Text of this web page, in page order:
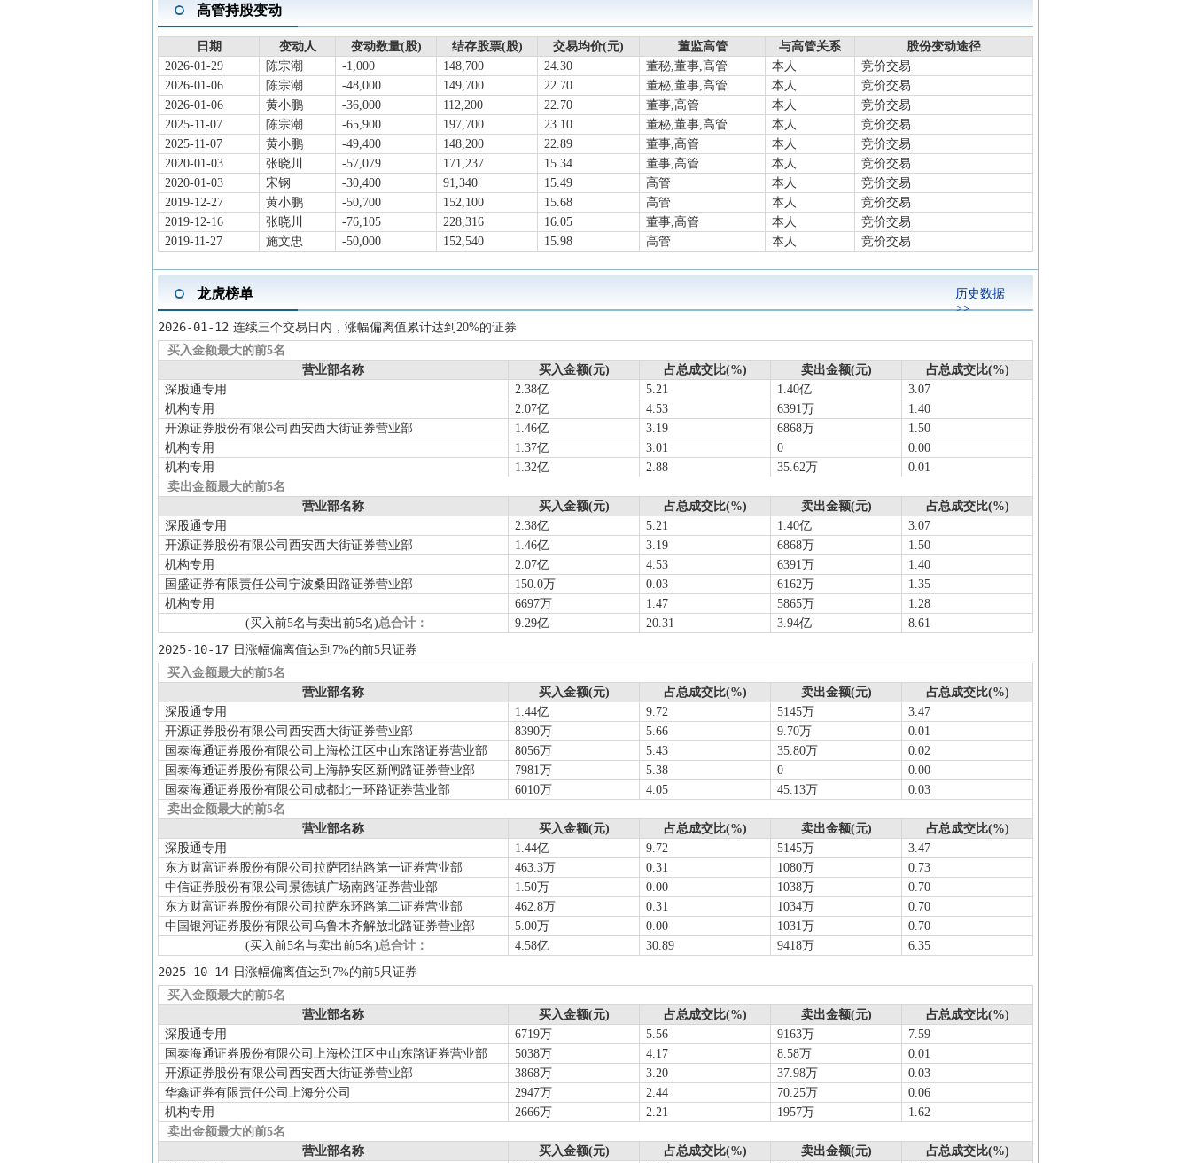
2024-11-18
股东大会
2024-11-06
机构调研 于2024-11-06接待调研，参与对象：广发基金等，参与方式：特定对象调研,现场调研 同类事件
高管持股变动
日期 变动人 变动数量(股) 结存股票(股) 交易均价(元) 董监高管 与高管关系
股份变动途径
2026-01-29
陈宗潮 -1,000 148,700 24.30 董秘,董事,高管 本人
竞价交易
2026-01-06
陈宗潮 -48,000 149,700 22.70 董秘,董事,高管 本人
竞价交易
2026-01-06
黄小鹏 -36,000 112,200 22.70 董事,高管 本人
竞价交易
2025-11-07
陈宗潮 -65,900 197,700 23.10 董秘,董事,高管 本人
竞价交易
2025-11-07
黄小鹏 -49,400 148,200 22.89 董事,高管 本人
竞价交易
2020-01-03
张晓川 -57,079 171,237 15.34 董事,高管 本人
竞价交易
2020-01-03
宋钢 -30,400 91,340 15.49 高管 本人
竞价交易
2019-12-27
黄小鹏 -50,700 152,100 15.68 高管 本人
竞价交易
2019-12-16
张晓川 -76,105 228,316 16.05 董事,高管 本人
竞价交易
2019-11-27
施文忠 -50,000 152,540 15.98 高管 本人 竞价交易
龙虎榜单
历史数据
>>
2026-01-12 连续三个交易日内，涨幅偏离值累计达到20%的证券
买入金额最大的前5名
营业部名称
买入金额(元) 占总成交比(%) 卖出金额(元)
占总成交比(%)
深股通专用
2.38亿 5.21 1.40亿
3.07
机构专用
2.07亿 4.53 6391万
1.40
开源证券股份有限公司西安西大街证券营业部
1.46亿 3.19 6868万
1.50
机构专用
1.37亿 3.01 0
0.00
机构专用
1.32亿 2.88 35.62万
0.01
卖出金额最大的前5名
营业部名称
买入金额(元) 占总成交比(%) 卖出金额(元)
占总成交比(%)
深股通专用
2.38亿 5.21 1.40亿
3.07
开源证券股份有限公司西安西大街证券营业部
1.46亿 3.19 6868万
1.50
机构专用
2.07亿 4.53 6391万
1.40
国盛证券有限责任公司宁波桑田路证券营业部
150.0万 0.03 6162万
1.35
机构专用
6697万 1.47 5865万
1.28
(买入前5名与卖出前5名)总合计： 9.29亿 20.31 3.94亿 8.61
2025-10-17 日涨幅偏离值达到7%的前5只证券
买入金额最大的前5名
营业部名称
买入金额(元) 占总成交比(%) 卖出金额(元)
占总成交比(%)
深股通专用
1.44亿 9.72 5145万
3.47
开源证券股份有限公司西安西大街证券营业部
8390万 5.66 9.70万
0.01
国泰海通证券股份有限公司上海松江区中山东路证券营业部
8056万 5.43 35.80万
0.02
国泰海通证券股份有限公司上海静安区新闸路证券营业部
7981万 5.38 0
0.00
国泰海通证券股份有限公司成都北一环路证券营业部
6010万 4.05 45.13万
0.03
卖出金额最大的前5名
营业部名称
买入金额(元) 占总成交比(%) 卖出金额(元)
占总成交比(%)
深股通专用
1.44亿 9.72 5145万
3.47
东方财富证券股份有限公司拉萨团结路第一证券营业部
463.3万 0.31 1080万
0.73
中信证券股份有限公司景德镇广场南路证券营业部
1.50万 0.00 1038万
0.70
东方财富证券股份有限公司拉萨东环路第二证券营业部
462.8万 0.31 1034万
0.70
中国银河证券股份有限公司乌鲁木齐解放北路证券营业部
5.00万 0.00 1031万
0.70
(买入前5名与卖出前5名)总合计： 4.58亿 30.89 9418万 6.35
2025-10-14 日涨幅偏离值达到7%的前5只证券
买入金额最大的前5名
营业部名称
买入金额(元) 占总成交比(%) 卖出金额(元)
占总成交比(%)
深股通专用
6719万 5.56 9163万
7.59
国泰海通证券股份有限公司上海松江区中山东路证券营业部
5038万 4.17 8.58万
0.01
开源证券股份有限公司西安西大街证券营业部
3868万 3.20 37.98万
0.03
华鑫证券有限责任公司上海分公司
2947万 2.44 70.25万
0.06
机构专用
2666万 2.21 1957万
1.62
卖出金额最大的前5名
营业部名称
买入金额(元) 占总成交比(%) 卖出金额(元)
占总成交比(%)